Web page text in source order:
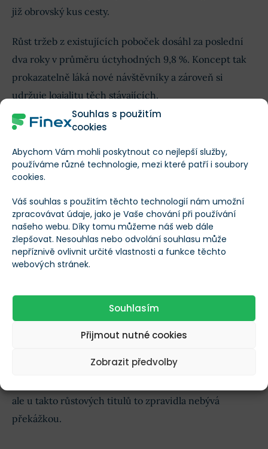
Souhlas s použitím
cookies
Abychom Vám mohli poskytnout co nejlepší služby,
používáme různé technologie, mezi které patří i soubory
cookies.
Váš souhlas s použitím těchto technologií nám umožní
zpracovávat údaje, jako je Vaše chování při používání
našeho webu. Díky tomu můžeme náš web dále
zlepšovat. Nesouhlas nebo odvolání souhlasu může
nepříznivě ovlivnit určité vlastnosti a funkce těchto
webových stránek.
Souhlasím
Přijmout nutné cookies
Zobrazit předvolby
již obrovský kus cesty.
Růst tržeb z existujících poboček dosáhl za poslední
dva roky v průměru úctyhodných 9,8 %. Koncept tak
prokazatelně láká nové návštěvníky a zároveň si
udržuje loajalitu těch stávajících.
CAVA Groupvýsledkyza Q1 2026.
podíl, k čemuž přispívá i neustálé otevírání nových
poboček.
dvanáct měsíců je bez nadsázky fascinující
ale u takto růstových titulů to zpravidla nebývá
překážkou.